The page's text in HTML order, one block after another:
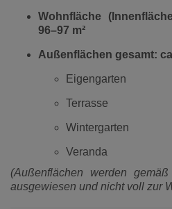
Wohnfläche
96–97 m²
Außenflächen gesamt:
Eigengarten
Terrasse
Wintergarten
Veranda
(Außenflächen werden
ausgewiesen und nicht voll zur